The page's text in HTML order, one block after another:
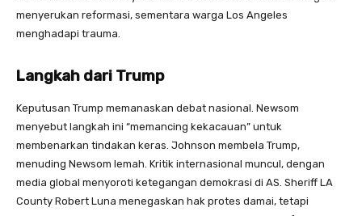
menyerukan reformasi, sementara warga Los Angeles
menghadapi trauma.
Langkah dari Trump
Keputusan Trump memanaskan debat nasional. Newsom
menyebut langkah ini “memancing kekacauan” untuk
membenarkan tindakan keras. Johnson membela Trump,
menuding Newsom lemah. Kritik internasional muncul, dengan
media global menyoroti ketegangan demokrasi di AS. Sheriff LA
County Robert Luna menegaskan hak protes damai, tetapi